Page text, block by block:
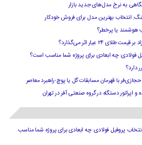
به نرخ مدل‌های جدید بازار
انتخاب بهترین مدل برای فروش خودکار
هوشمند یا پرخطر؟
۲۴ عیار اثر می‌گذارد؟
فولادی: چه ابعادی برای پروژه شما مناسب است؟
دارد​؟
با قهرمان مسابقات گل یا پوچ-راهبرد معاصر
و اپراتور دستگاه در گروه صنعتی آفر در تهران
پروفیل فولادی: چه ابعادی برای پروژه شما مناسب